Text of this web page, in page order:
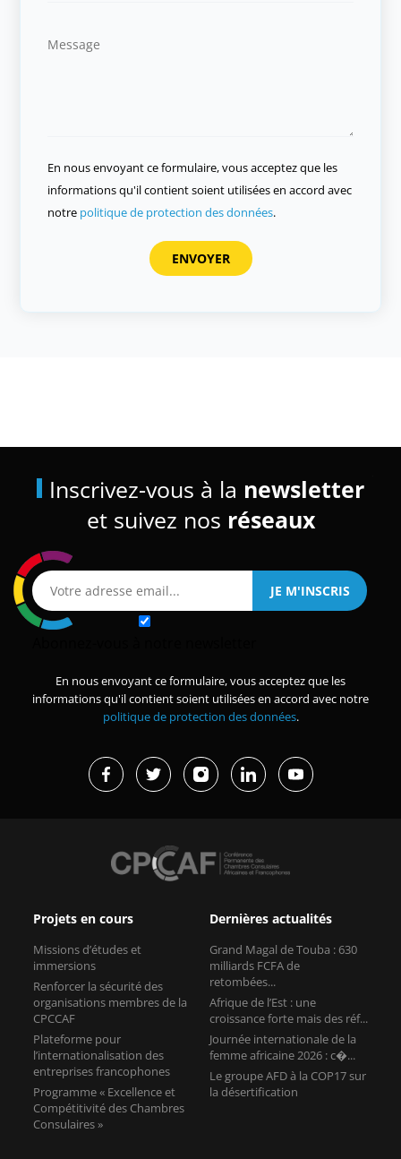
En nous envoyant ce formulaire, vous acceptez que les
informations qu'il contient soient utilisées en accord avec
notre politique de protection des données.
Inscrivez-vous à la newsletter
et suivez nos réseaux
En nous envoyant ce formulaire, vous acceptez que les
informations qu'il contient soient utilisées en accord avec notre
politique de protection des données.
Projets en cours
Missions d’études et
immersions
Renforcer la sécurité des
organisations membres de la
CPCCAF
Plateforme pour
l’internationalisation des
entreprises francophones
Programme « Excellence et
Compétitivité des Chambres
Consulaires »
Dernières actualités
Grand Magal de Touba : 630
milliards FCFA de
retombées...
Afrique de l’Est : une
croissance forte mais des réf...
Journée internationale de la
femme africaine 2026 : c�...
Le groupe AFD à la COP17 sur
la désertification